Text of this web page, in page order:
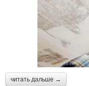
читать дальше →